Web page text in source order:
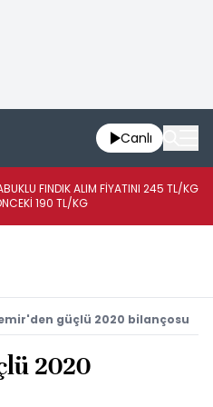
Canlı
FINDIK ALIM FİYATINI 245 TL/KG
190 TL/KG
güçlü 2020 bilançosu
2020